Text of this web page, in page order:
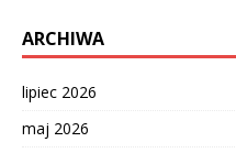
ARCHIWA
lipiec 2026
maj 2026